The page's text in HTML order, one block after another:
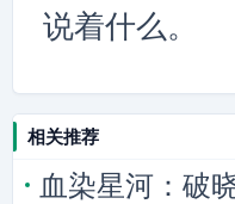
说着什么。
相关推荐
血染星河：破